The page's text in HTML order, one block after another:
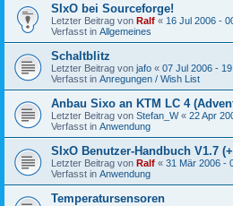
SIxO bei Sourceforge!
Letzter Beitrag von Ralf « 16 Jul 2006 -
Verfasst in Allgemeines
Schaltblitz
Letzter Beitrag von jafo « 07 Jul 2006 -
Verfasst in Anregungen / Wish List
Anbau Sixo an KTM LC 4
Letzter Beitrag von Stefan_W« 22 Apr
Verfasst in Anwendung
SIxO Benutzer-Handbuch V1.7
Letzter Beitrag von Ralf « 31 Mär 2006 -
Verfasst in Anwendung
Temperatursensoren